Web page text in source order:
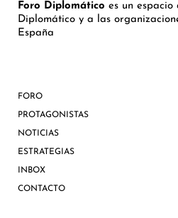
Foro Diplomático es un espacio
Diplomático y a las
España
FORO
PROTAGONISTAS
NOTICIAS
ESTRATEGIAS
INBOX
CONTACTO